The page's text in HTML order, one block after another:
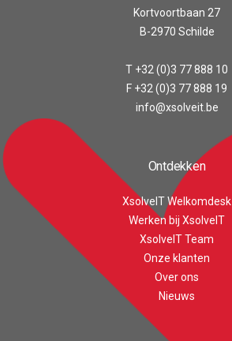
Kortvoortbaan 27
B-2970 Schilde
T +32 (0)3 77 888 10
F +32 (0)3 77 888 19
info@xsolveit.be
Ontdekken
XsolveIT Welkomdesk
Werken bij XsolveIT
XsolveIT Team
Onze klanten
Over ons
Nieuws
Customer reviews and experiences for
XsolveIT
100%